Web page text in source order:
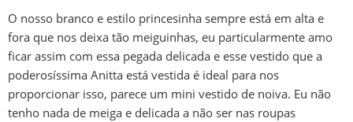
O nosso branco e estilo princesinha sempre está em alta e
fora que nos deixa tão meiguinhas, eu particularmente amo
ficar assim com essa pegada delicada e esse vestido que a
poderosíssima Anitta está vestida é ideal para nos
proporcionar isso, parece um mini vestido de noiva. Eu não
tenho nada de meiga e delicada a não ser nas roupas